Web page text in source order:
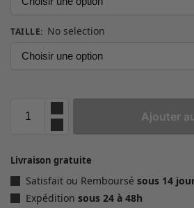
TAILLE: No selection
Ajouter
Livraison gratuite
Satisfait ou Remboursé sous 14
Expédition sous 24 à 48h